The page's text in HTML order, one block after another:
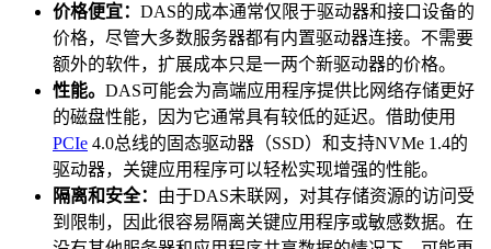
价格便宜： DAS的成本通常仅限于驱动器和接口设备的
价格，尽管大多数服务器都有内置驱动器连接。不需要
额外的软件，扩展成本只是一两个新驱动器的价格。
性能。 DAS可能会为高端应用程序提供比网络存储更好
的磁盘性能，因为它通常具有较低的延迟。借助使用
PCIe 4.0总线的固态驱动器（SSD）和支持NVMe 1.4的
驱动器，关键应用程序可以轻松实现增强的性能。
隔离和安全： 由于DAS未联网，对其存储资源的访问受
到限制，因此很容易隔离关键应用程序或敏感数据。在